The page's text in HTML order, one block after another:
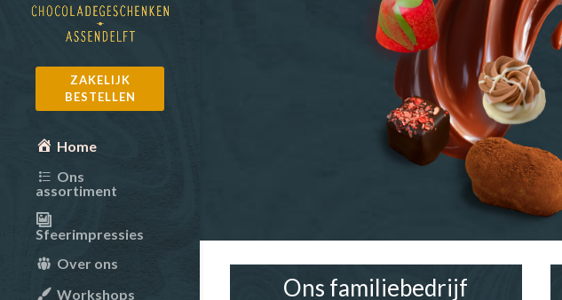
ZAKELIJK
BESTELLEN
Home
Ons
assortiment
Sfeerimpressies
Over ons
Workshops
Ons familiebedrijf